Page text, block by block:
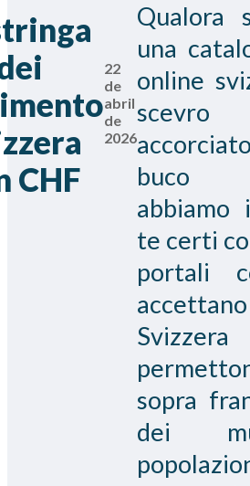
CHF
22
de
abril
de
2026
Qualora
una
online
buco
abbiamo
te certi
portali
sopra
dei